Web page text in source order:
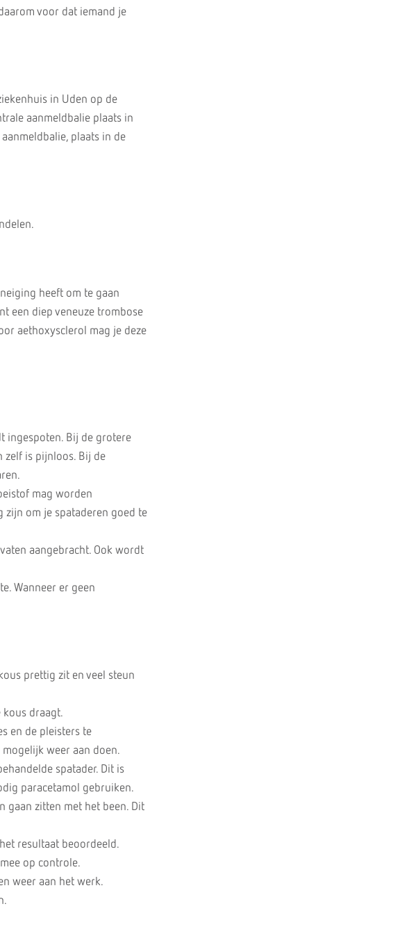
voor dat iemand je
in Uden op de
aanmeldbalie plaats in
plaats in de
heeft om te gaan
een diep veneuze trombose
aethoxysclerol mag je deze
ingespoten. Bij de grotere
zelf is pijnloos. Bij de
mag worden
zijn om je spataderen goed te
aangebracht. Ook wordt
Wanneer er geen
prettig zit en veel steun
kous draagt.
en de pleisters te
weer aan doen.
spatader. Dit is
paracetamol gebruiken.
gaan zitten met het been. Dit
resultaat beoordeeld.
op controle.
weer aan het werk.